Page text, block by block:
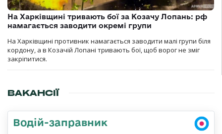
На Харківщині тривають бої за Козачу Лопань: рф
намагається заводити окремі групи
На Харківщині противник намагається заводити малі групи біля
кордону, а в Козачій Лопані тривають бої, щоб ворог не зміг
закріпитися.
ВАКАНСІЇ
Водій-заправник